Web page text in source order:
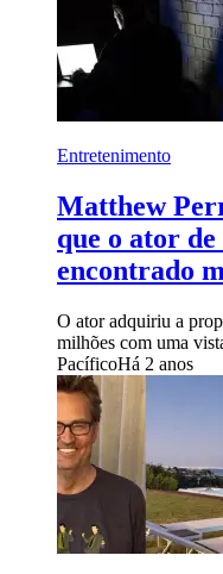
Entretenimento
Matthew
que o ator
encontrado
O ator adquiriu a
milhões com uma
PacíficoHá 2 anos